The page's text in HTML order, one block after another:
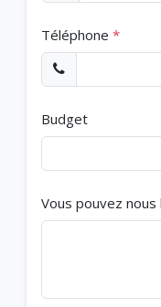
Téléphone *
Budget
Vous pouvez